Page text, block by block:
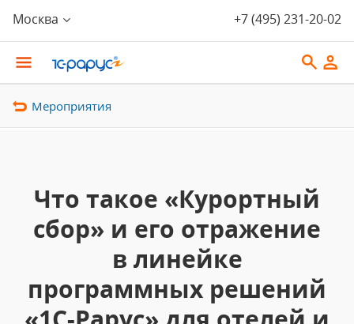
Москва +7 (495) 231-20-02
Мероприятия
Что такое «Курортный
сбор» и его отражение
в линейке
программных решений